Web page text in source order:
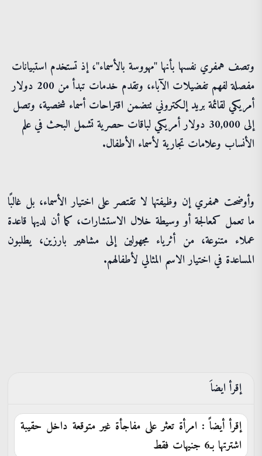
وتصف همفري نفسها بأنها "مهووسة بالأسماء"، إذ تستخدم استبيانات
مفصلة لفهم تفضيلات الآباء، وتقدم خدمات تبدأ من 200 دولار
أمريكي لقائمة بريد إلكتروني تتضمن اقتراحات أسماء شخصية، وتصل
إلى 30,000 دولار أمريكي لباقات حصرية تشمل البحث في علم
الأنساب وعلامات تجارية لأسماء الأطفال.
وأوضحت همفري إن وظيفتها لا تقتصر على اختيار الأسماء، بل غالبًا
ما تعمل كمعالجة أو وسيطة خلال الاستشارات، كما أن لديها قاعدة
عملاء متنوعة، من أثرياء مجهولين إلى مشاهير بارزين، يطلبون
المساعدة في اختيار الاسم المثالي لأطفالهم.
إقرأ ايضاَ
إقرأ أيضاً : امرأة تعثر على مفاجأة غير متوقعة داخل حقيبة
اشترتها بـ6 جنيهات فقط